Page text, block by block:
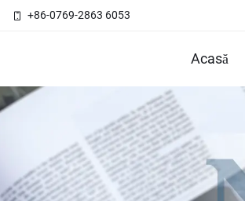
+86-0769-2863 6053
Acasă